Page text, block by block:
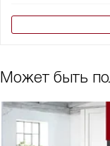
Может быть